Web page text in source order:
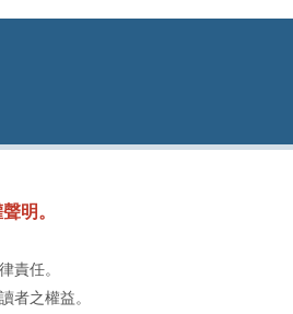
明。
責任。
之權益。